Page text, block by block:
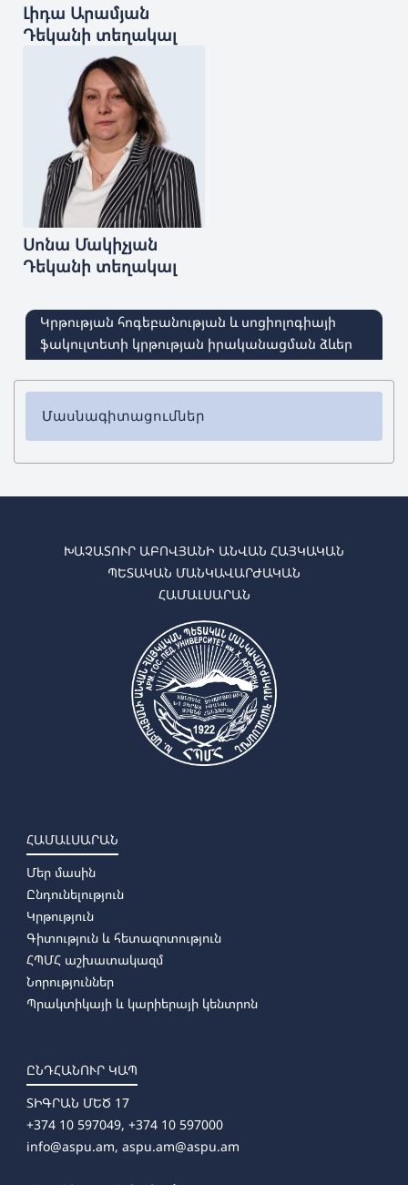
Լիդա Արամյան
Դեկանի տեղակալ
Սոնա Մակիչյան
Դեկանի տեղակալ
Կրթության հոգեբանության և սոցիոլոգիայի
ֆակուլտետի կրթության իրականացման ձևեր
Մասնագիտացումներ
✔Բակալավրիատ
Սոցիոլոգիա
✔ Մագիստրատուրա
Զինվորական հոգեբանություն
Կլինիկական հոգեբանություն և հոգեթերապիա
Անձի հոգեբանություն և հոգեբանական
խորհրդատվություն
Գործնական հոգեբանություն
Իրավաբանական հոգեբանություն
Ընտանիքի հոգեբանություն
➜Սոցիալական աշխատանք
➜Մանկավարժական հոգեբանություն
➜Կառավարման հոգեբանություն
ԽԱՉԱՏՈՒՐ ԱԲՈՎՅԱՆԻ ԱՆՎԱՆ ՀԱՅԿԱԿԱՆ
ՊԵՏԱԿԱՆ ՄԱՆԿԱՎԱՐԺԱԿԱՆ
ՀԱՄԱԼՍԱՐԱՆ
ՀԱՄԱԼՍԱՐԱՆ
Մեր մասին
Ընդունելություն
Կրթություն
Գիտություն և հետազոտություն
ՀՊՄՀ աշխատակազմ
Նորություններ
Պրակտիկայի և կարիերայի կենտրոն
ԸՆԴՀԱՆՈՒՐ ԿԱՊ
ՏԻԳՐԱՆ ՄԵԾ 17
+374 10 597049, +374 10 597000
info@aspu.am, aspu.am@aspu.am